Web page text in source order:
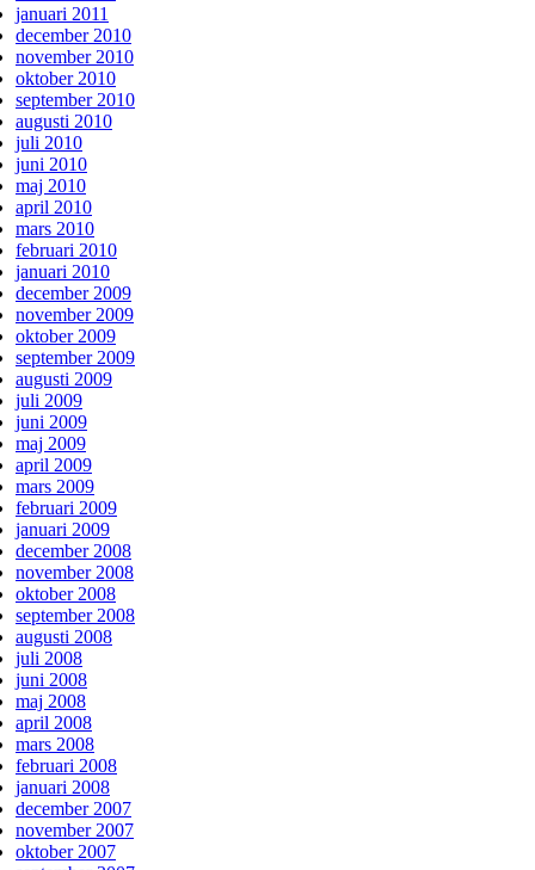
januari 2011
december 2010
november 2010
oktober 2010
september 2010
augusti 2010
juli 2010
juni 2010
maj 2010
april 2010
mars 2010
februari 2010
januari 2010
december 2009
november 2009
oktober 2009
september 2009
augusti 2009
juli 2009
juni 2009
maj 2009
april 2009
mars 2009
februari 2009
januari 2009
december 2008
november 2008
oktober 2008
september 2008
augusti 2008
juli 2008
juni 2008
maj 2008
april 2008
mars 2008
februari 2008
januari 2008
december 2007
november 2007
oktober 2007